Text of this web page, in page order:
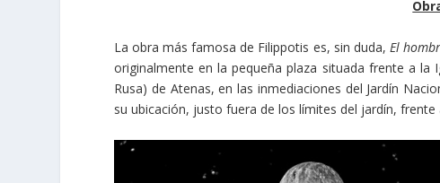
La obra más famosa de Filippotis es, sin duda, El
originalmente en la pequeña plaza situada frente a la
Rusa) de Atenas, en las inmediaciones del Jardín
su ubicación, justo fuera de los límites del jardín, frente